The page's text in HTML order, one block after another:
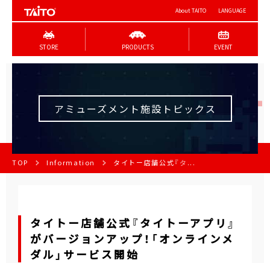
About TAITO LANGUAGE
STORE PRODUCTS EVENT
アミューズメント施設トピックス
TOP Information タイトー店舗公式『タ...
タイトー店舗公式『タイトーアプリ』
がバージョンアップ！「オンラインメ
ダル」サービス開始